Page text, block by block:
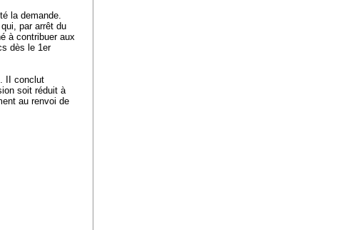
la demande.
par arrêt du
à contribuer aux
dès le 1er
II conclut
soit réduit à
au renvoi de